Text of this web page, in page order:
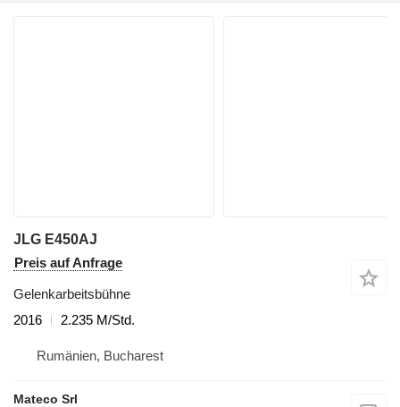
JLG E450AJ
Preis auf Anfrage
Gelenkarbeitsbühne
2016
2.235 M/Std.
Rumänien, Bucharest
Mateco Srl